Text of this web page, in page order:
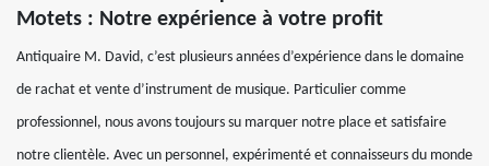
Motets : Notre expérience à votre profit
Antiquaire M. David, c’est plusieurs années d’expérience dans le domaine
de rachat et vente d’instrument de musique. Particulier comme
professionnel, nous avons toujours su marquer notre place et satisfaire
notre clientèle. Avec un personnel, expérimenté et connaisseurs du monde